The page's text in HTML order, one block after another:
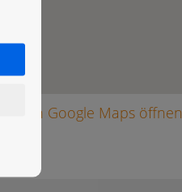
in Google Maps öffnen